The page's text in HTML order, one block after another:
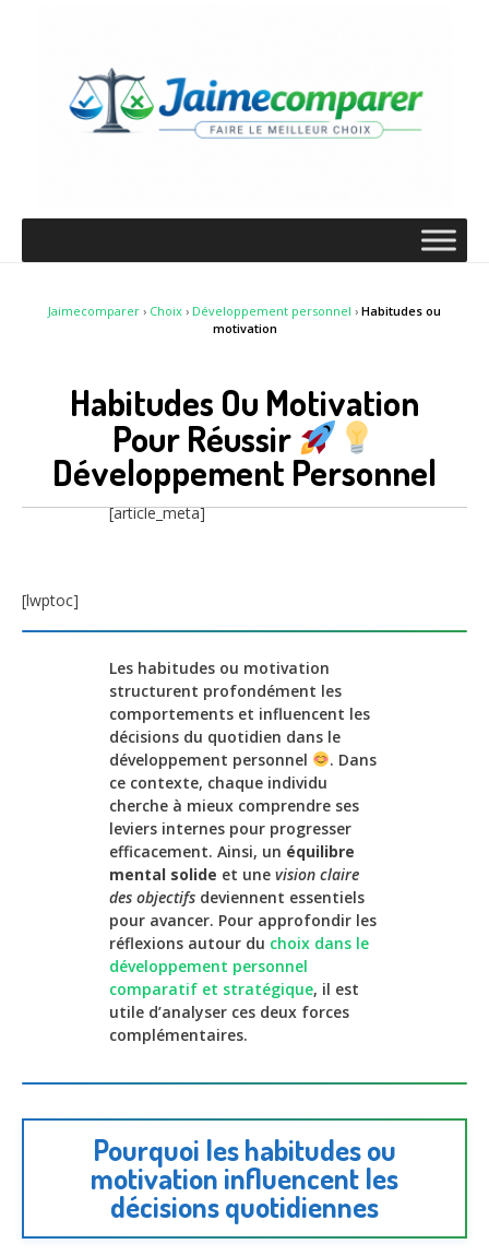
Jaimecomparer › Choix › Développement personnel › Habitudes ou
motivation
Habitudes Ou Motivation
Pour Réussir
Développement Personnel
[article_meta]
[lwptoc]
Les habitudes ou motivation
structurent profondément les
comportements et influencent les
décisions du quotidien dans le
développement personnel
. Dans
ce contexte, chaque individu
cherche à mieux comprendre ses
leviers internes pour progresser
efficacement. Ainsi, un équilibre
mental solide et une vision claire
des objectifs deviennent essentiels
pour avancer. Pour approfondir les
réflexions autour du choix dans le
développement personnel
comparatif et stratégique, il est
utile d’analyser ces deux forces
complémentaires.
Pourquoi les habitudes ou
motivation influencent les
décisions quotidiennes